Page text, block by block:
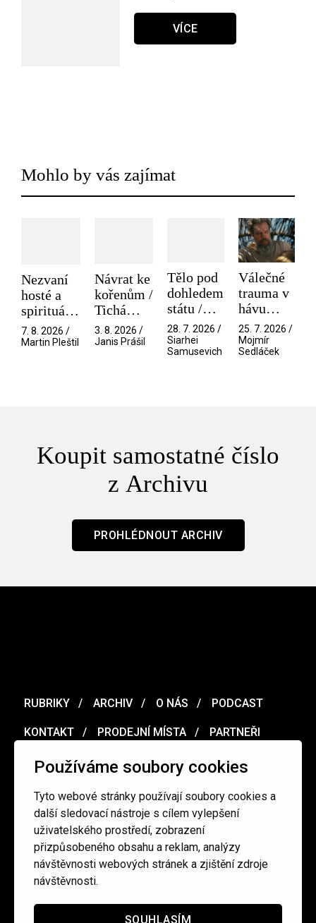
Používáme soubory cookies
Tyto webové stránky používají soubory cookies a
další sledovací nástroje s cílem vylepšení
uživatelského prostředí, zobrazení
přizpůsobeného obsahu a reklam, analýzy
návštěvnosti webových stránek a zjištění zdroje
návštěvnosti.
SOUHLASÍM
VÍCE
Mohlo by vás zajímat
Nezvaní
hosté a
spirituální
narušitelé
z vesmíru
7. 8. 2026 /
Martin Pleštil
Návrat ke
kořenům /
Tichá
přítelkyně
3. 8. 2026 /
Janis Prášil
Tělo pod
dohledem
státu /
Pramen
28. 7. 2026 /
Siarhei
Samusevich
Válečné
trauma v
hávu
spektáklu
/ Odyssea
25. 7. 2026 /
Mojmír
Sedláček
Koupit samostatné číslo
z Archivu
PROHLÉDNOUT ARCHIV
RUBRIKY ARCHIV O NÁS PODCAST
KONTAKT PRODEJNÍ MÍSTA PARTNEŘI
MERCH VOUCHER
Ochrana osobních údajů / Obchodní podmínky
redakce@cinepur.cz